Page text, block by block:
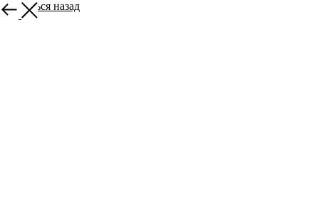
Вернуться назад